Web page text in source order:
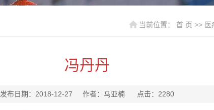
当前位置： 首 页 >> 医
冯丹丹
发布日期：2018-12-27 作者：马亚楠 点击： 2280